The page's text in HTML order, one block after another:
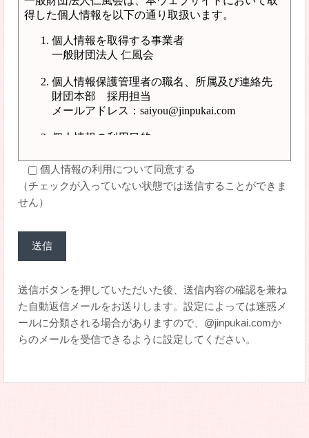
個人情報の利用について同意する
（チェックが入っていない状態では送信することができま
せん）
送信ボタンを押していただいた後、送信内容の確認を兼ね
た自動返信メールをお送りします。設定によっては迷惑メ
ールに分類される場合がありますので、@jinpukai.comか
らのメールを受信できるように設定してください。